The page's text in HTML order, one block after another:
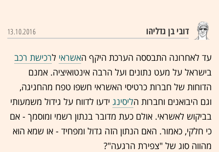
דובי בן גדליהו 13.10.2016
עד לאחרונה התבססה הערכת היקף האשראי לרכישת רכב
בישראל על מעט נתונים ועל הרבה אינטואיציה. אמנם
הדוחות של חברות כרטיסי האשראי חשפו טפח מהחגיגה,
וגם היבואנים וחברות הליסינג ידעו לדווח על גידול משמעותי
בביקוש לאשראי. אולם כעת מדובר בנתון רשמי ומוסמך - אם
כי חלקי, כאמור. האם הנתון הזה גדול ומפחיד - או שמא הוא
מהווה סוג של "צפירת הרגעה"?